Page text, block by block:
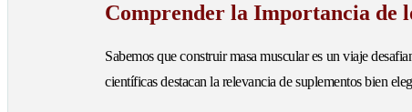
Comprender la Importancia de
Sabemos que construir masa muscular es un viaje
científicas destacan la relevancia de suplementos bien